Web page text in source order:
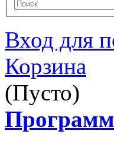
Вход для
Корзина
(Пусто)